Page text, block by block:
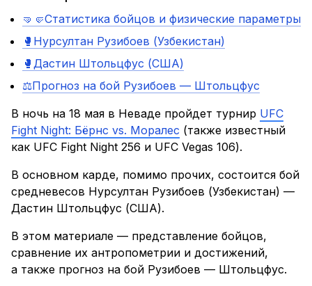
🤜🤛Статистика бойцов и физические параметры
🥊Нурсултан Рузибоев (Узбекистан)
🥊Дастин Штольцфус (США)
⚖️Прогноз на бой Рузибоев — Штольцфус
В ночь на 18 мая в Неваде пройдет турнир UFC
Fight Night: Бёрнс vs. Моралес (также известный
как UFC Fight Night 256 и UFC Vegas 106).
В основном карде, помимо прочих, состоится бой
средневесов Нурсултан Рузибоев (Узбекистан) —
Дастин Штольцфус (США).
В этом материале — представление бойцов,
сравнение их антропометрии и достижений,
а также прогноз на бой Рузибоев — Штольцфус.